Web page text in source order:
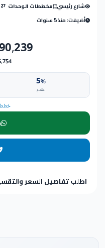
شارع رئيسي مخططات الوحدات 27
أضيفت: منذ 5 سنوات
EGP
EGP/m²
5%
مقدم
خطط
اطلب تفاصيل السعر